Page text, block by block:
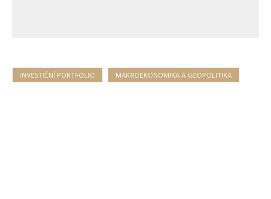
INVESTIČNÍ PORTFOLIO MAKROEKONOMIKA A GEOPOLITIKA